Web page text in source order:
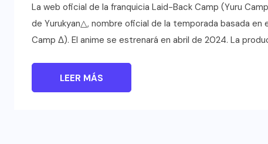
La web oficial de la franquicia Laid-Back Camp (Yuru
de Yurukyan△, nombre oficial de la temporada basada en
Camp Δ). El anime se estrenará en abril de 2024. La
LEER MÁS